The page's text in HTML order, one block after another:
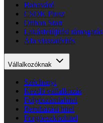
Babaváró
CSOK Plusz
Otthon Start
Lakásfelújítási támogatás
Áfa visszatérítés
Vállalkozóknak
Széchenyi
Kezdő vállalkozás
Folyószámlahitel
Beruházási hitel
Forgóeszközhitel